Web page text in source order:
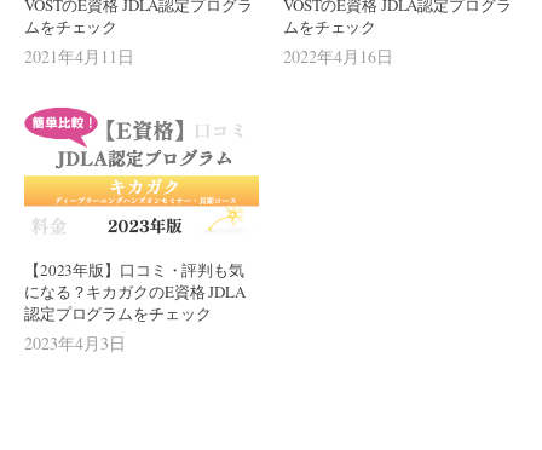
VOSTのE資格 JDLA認定プログラ
ムをチェック
2021年4月11日
VOSTのE資格 JDLA認定プログラ
ムをチェック
2022年4月16日
【2023年版】口コミ・評判も気
になる？キカガクのE資格 JDLA
認定プログラムをチェック
2023年4月3日